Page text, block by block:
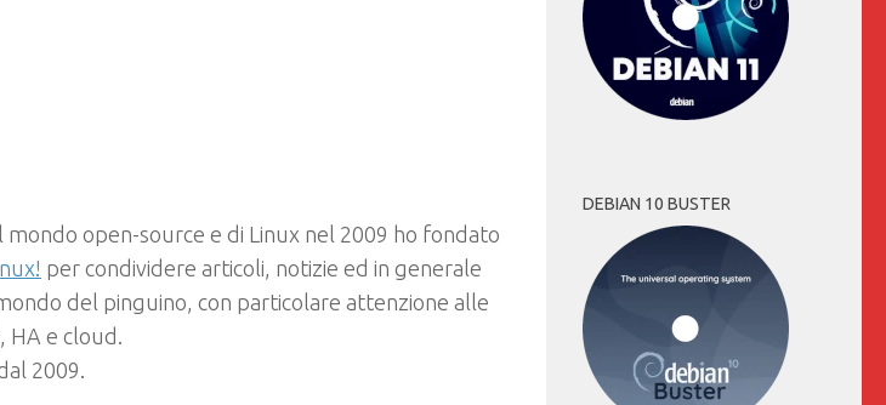
open-source e di Linux nel 2009 ho fondato
per condividere articoli, notizie ed in generale
del pinguino, con particolare attenzione alle
e cloud.
2009.
DEBIAN 10 BUSTER